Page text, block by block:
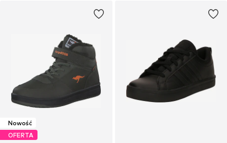
Nowość
OFERTA